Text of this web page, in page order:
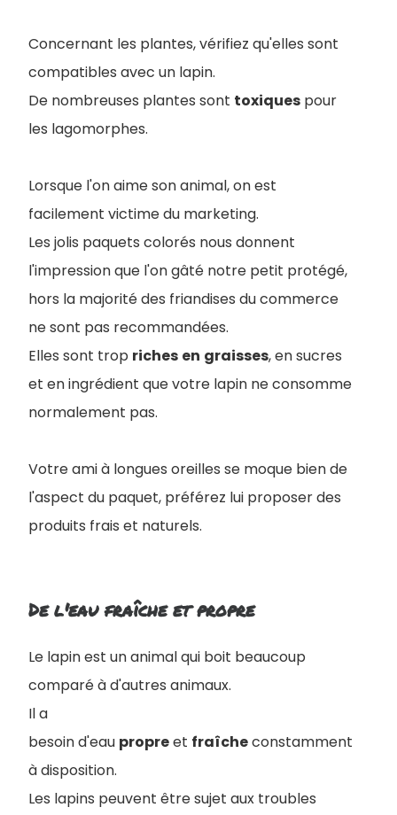
Concernant les plantes, vérifiez qu'elles sont
compatibles avec un lapin.
De nombreuses plantes sont toxiques pour
les lagomorphes.
Lorsque l'on aime son animal, on est
facilement victime du marketing.
Les jolis paquets colorés nous donnent
l'impression que l'on gâté notre petit protégé,
hors la majorité des friandises du commerce
ne sont pas recommandées.
Elles sont trop riches en graisses, en sucres
et en ingrédient que votre lapin ne consomme
normalement pas.
Votre ami à longues oreilles se moque bien de
l'aspect du paquet, préférez lui proposer des
produits frais et naturels.
De l'eau fraîche et propre
Le lapin est un animal qui boit beaucoup
comparé à d'autres animaux.
Il a
besoin d'eau propreet fraîcheconstamment
à disposition.
Les lapins peuvent être sujet aux troubles